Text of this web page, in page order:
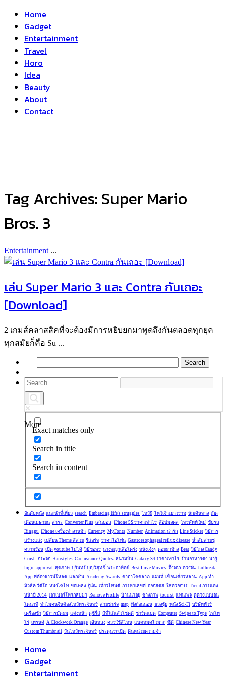
Home
Gadget
Entertainment
Travel
Horo
Idea
Beauty
About
Contact
Tag Archives:Super Mario
Bros. 3
Entertainment ...
เล่น Super Mario 3 และ Contra กันเถอะ
[Download]
2 เกมส์คลาสสิคที่จะต้องมีการหยิบยกมาพูดถึงกันตลอดทุกยุค
ทุกสมัยก็คือ Su ...
More
Exact matches only
Search in title
Search in content
อันดับหนัง แนะนำที่เที่ยว search Embracing life's struggles ไหว้ผี ไหว้เจ้าเยาวราช นักเดินทาง เกิด
เดือนเมษายน สาระ Converter Plus เล่นบอล iPhone 5S ราคาเท่าไร สีอัปมงคล โทรศัพท์ใหม่ ขับรถ
Ringgu iPhone เครื่องทำงานช้า Currency MyFonts Number Animation น่ารัก Line Sticker วิธีการ
สร้างแสง เปลี่ยน Theme สีสวย รีสอร์ท ราคาไอโฟน Gastroesophageal reflux disease น้ำส้มสายชู
ความร้อน เปิด youtube ไม่ได้ วิธีขอพร นางพญาเสือโคร่ง หนังเจ๋งๆ ดอยผาช้าง Bear วิธีโกง Candy
Crush กระจก Hairstyles Car Insrance Quotes สนามบิน Galaxy S4 ราคาเท่าไร ร้านอาหารดัง น่ารู้
login approval สุขภาพ บุรินทร์ บุญวิสุทธิ์ พระอาทิตย์ Best Love Movies จิ้งจอก ดวงจีน Jailbreak
App ที่ต้องดาวน์โหลด แลกเงิน Academy Awards คาถาโชคลาภ แผนที่ เขื่อนเชี่ยวหลาน App ทำ
มิวสิค วีดีโอ หนังไซไฟ ขอเพลง กู้เงิน เที่ยวไหนดี การหาเลขดี ออกัสตัส ใส่ตัวอักษร Trend การแต่ง
หน้าปี 2014 เอาเบอร์โทรกลับมา Remove Profile บ้านน่าอยู่ ช่างภาพ tourist แฟนเพจ ดูดวงแบบอัน
โตนาที ทำไมคนจีนต้องไหว้พระจันทร์ สายชาร์จ map ฟังก่อนนอน ฮวงซุ้ย หนัง Sci-Fi บริษัททัวร์
เครื่องช้า วิธีการมัดผม แต่งหน้า ดูซีรี่ส์ สีที่ใส่แล้วโชคดี ชาร์ตแบต Computer Swipe to Type โทโท
โร่ เทรนด์ A Clockwork Orange เฉินหลง ควรใช้สีไหน แบตหมดไวมาก ซีดี Chinese New Year
Custom Thumbnail วันไหว้พระจันทร์ ประตูนรกเปิด คืนหน่วยความจำ
Home
Gadget
Entertainment